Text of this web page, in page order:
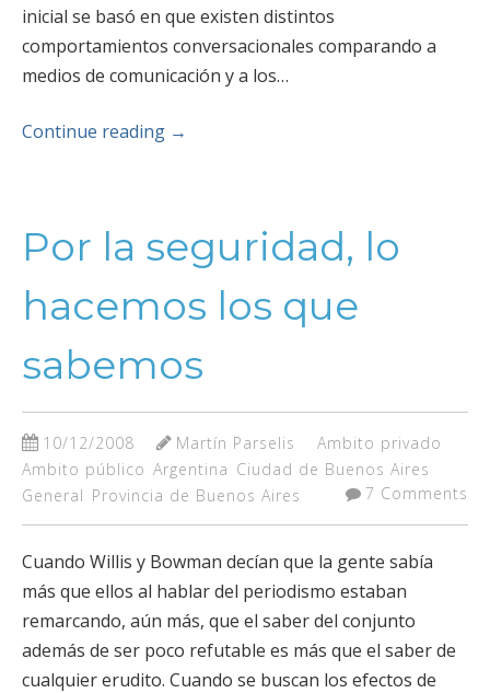
inicial se basó en que existen distintos
comportamientos conversacionales comparando a
medios de comunicación y a los…
Continue reading →
Por la seguridad, lo
hacemos los que
sabemos
10/12/2008 Martín Parselis
Ambito privado
Ambito público Argentina Ciudad de Buenos Aires
General Provincia de Buenos Aires 7 Comments
Cuando Willis y Bowman decían que la gente sabía
más que ellos al hablar del periodismo estaban
remarcando, aún más, que el saber del conjunto
además de ser poco refutable es más que el saber de
cualquier erudito. Cuando se buscan los efectos de